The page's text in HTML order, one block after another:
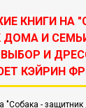
КНИГИ НА
И
И
КЭЙРИН
"Собака -